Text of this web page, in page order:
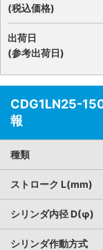
(税込価格)
出荷日
(参考出荷日)
CDG1LN25-
報
種類
ストローク L(mm)
シリンダ内径 D(φ)
シリンダ作動方式